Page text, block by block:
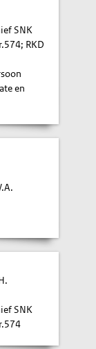
SNK
RKD
en
SNK